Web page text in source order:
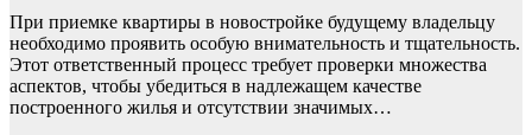
При приемке квартиры в новостройке будущему владельцу
необходимо проявить особую внимательность и тщательность.
Этот ответственный процесс требует проверки множества
аспектов, чтобы убедиться в надлежащем качестве
построенного жилья и отсутствии значимых…